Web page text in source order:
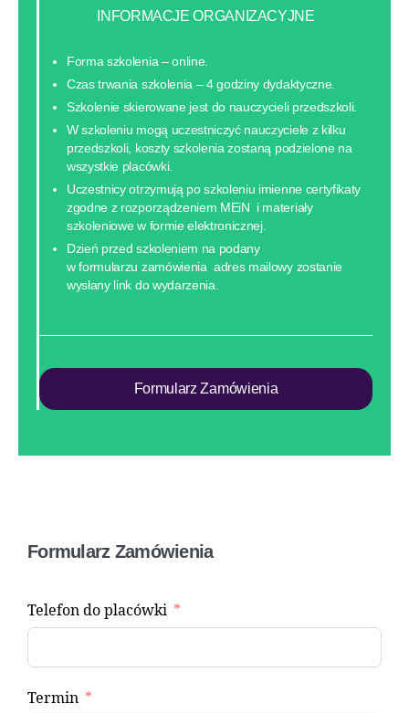
INFORMACJE ORGANIZACYJNE
Forma szkolenia – online.
Czas trwania szkolenia – 4 godziny dydaktyczne.
Szkolenie skierowane jest do nauczycieli przedszkoli.
W szkoleniu mogą uczestniczyć nauczyciele z kilku
przedszkoli, koszty szkolenia zostaną podzielone na
wszystkie placówki.
Uczestnicy otrzymują po szkoleniu imienne certyfikaty
zgodne z rozporządzeniem MEiN i materiały
szkoleniowe w formie elektronicznej.
Dzień przed szkoleniem na podany
w formularzu zamówienia adres mailowy zostanie
wysłany link do wydarzenia.
Formularz Zamówienia
Formularz Zamówienia
Telefon do placówki
Termin